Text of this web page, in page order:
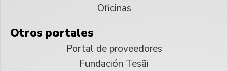
Oficinas
Otros portales
Portal de proveedores
Fundación Tesãi